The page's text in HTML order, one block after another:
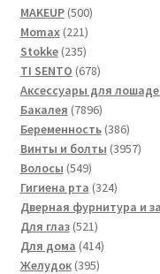
MAKEUP 500500
Momax 221221
товар
Stokke 235235
товаров
TI SENTO 678678
товаров
Аксессуары для
Бакалея 78967896
товаров
Беременность 386386
Винты и болты 39573957
Волосы 549549
товаров
Гигиена рта 324324
товара
Дверная фурнитура и
Для глаз 521521
товар
Для дома 414414
Желудок 395395